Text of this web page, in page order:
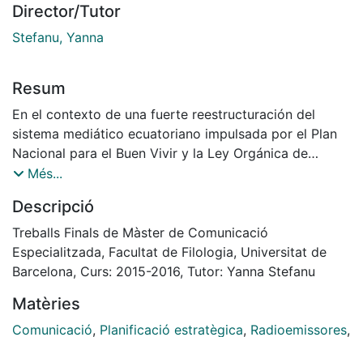
Director/Tutor
Stefanu, Yanna
Resum
En el contexto de una fuerte reestructuración del
sistema mediático ecuatoriano impulsada por el Plan
Nacional para el Buen Vivir y la Ley Orgánica de
Comunicación aprobada en 2013, los organismos de
han convocado en este año al primer concurso público
para la redistribución equitativa de frecuencias del
espectro radioeléctrico a nivel nacional. Como
requisito para participar se han propuesto dos
medios de comunicación masivos: Plan de Gestión y
Proyecto Comunicacional. Desde la perspectiva de la
Més...
Descripció
Treballs Finals de Màster de Comunicació
Especialitzada, Facultat de Filologia, Universitat de
Barcelona, Curs: 2015-2016, Tutor: Yanna Stefanu
Matèries
Comunicació, Planificació estratègica, Radioemissores,